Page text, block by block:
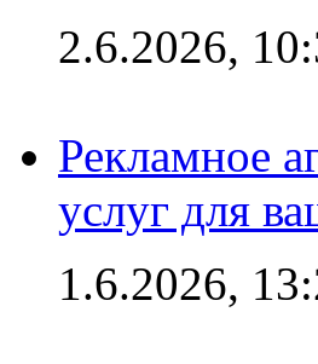
2.6.2026,
Рекламное
услуг для
1.6.2026,